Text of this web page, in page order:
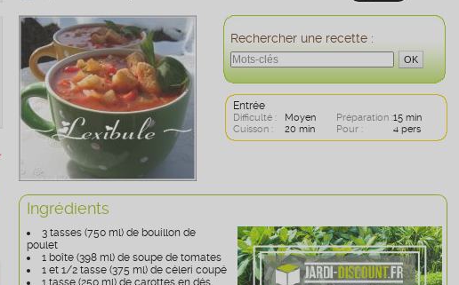
Rechercher une recette :
Entrée
Difficulté : Moyen Préparation :15 min
Cuisson :
20 min Pour : 4 pers
Ingrédients
3 tasses (750 ml) de bouillon de
poulet
1 boîte (398 ml) de soupe de tomates
1 et 1/2 tasse (375 ml) de céleri coupé
1 tasse (250 ml) de carottes en dés